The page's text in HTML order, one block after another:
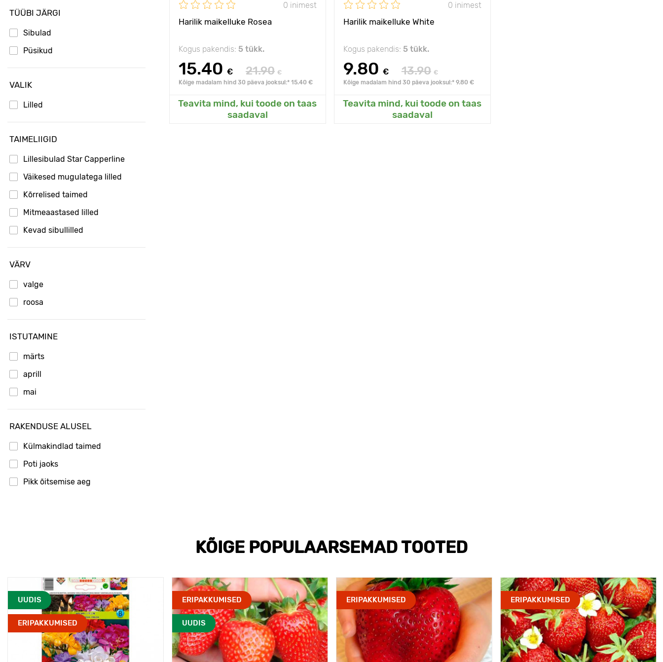
TÜÜBI JÄRGI
Sibulad
Püsikud
VALIK
Lilled
TAIMELIIGID
Lillesibulad Star Capperline
Väikesed mugulatega lilled
Kõrrelised taimed
Mitmeaastased lilled
Kevad sibullilled
VÄRV
valge
roosa
ISTUTAMINE
märts
aprill
mai
RAKENDUSE ALUSEL
Külmakindlad taimed
Poti jaoks
Pikk õitsemise aeg
0 inimest
Harilik maikelluke Rosea
Kogus pakendis: 5 tükk.
15.40 € 21.90 €
Kõige madalam hind 30 päeva jooksul:* 15.40 €
Teavita mind, kui toode on taas
saadaval
Päikseline,
penumbra, vari
Lisanud Minu aeda
0 inimest
Harilik maikelluke White
Kogus pakendis: 5 tükk.
9.80 € 13.90 €
Kõige madalam hind 30 päeva jooksul:* 9.80 €
Teavita mind, kui toode on taas
saadaval
Päikseline,
penumbra, vari
Lisanud Minu aeda
KÕIGE POPULAARSEMAD TOOTED
UUDIS
ERIPAKKUMISED
ERIPAKKUMISED
UUDIS
ERIPAKKUMISED ERIPAKKUMISED